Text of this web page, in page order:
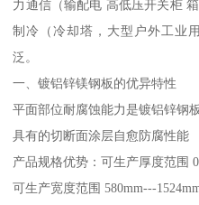
力通信（输配电 高低压开关柜
制冷（冷却塔，大型户外工业
泛。
一、镀铝锌镁钢板的优异特性
平面部位耐腐蚀能力是镀铝锌钢
具有的切断面涂层自愈防腐性能
产品规格优势：可生产厚度范围
可生产宽度范围 580mm---